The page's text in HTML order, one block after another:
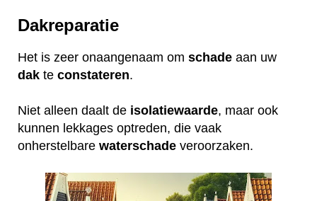
Dakreparatie
Het is zeer onaangenaam om schade aan uw
dak te constateren.
Niet alleen daalt de isolatiewaarde, maar ook
kunnen lekkages optreden, die vaak
onherstelbare waterschade veroorzaken.